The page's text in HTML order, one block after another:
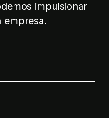
impulsionar
empresa.